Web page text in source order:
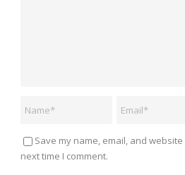
Save my name, email, and
next time I comment.